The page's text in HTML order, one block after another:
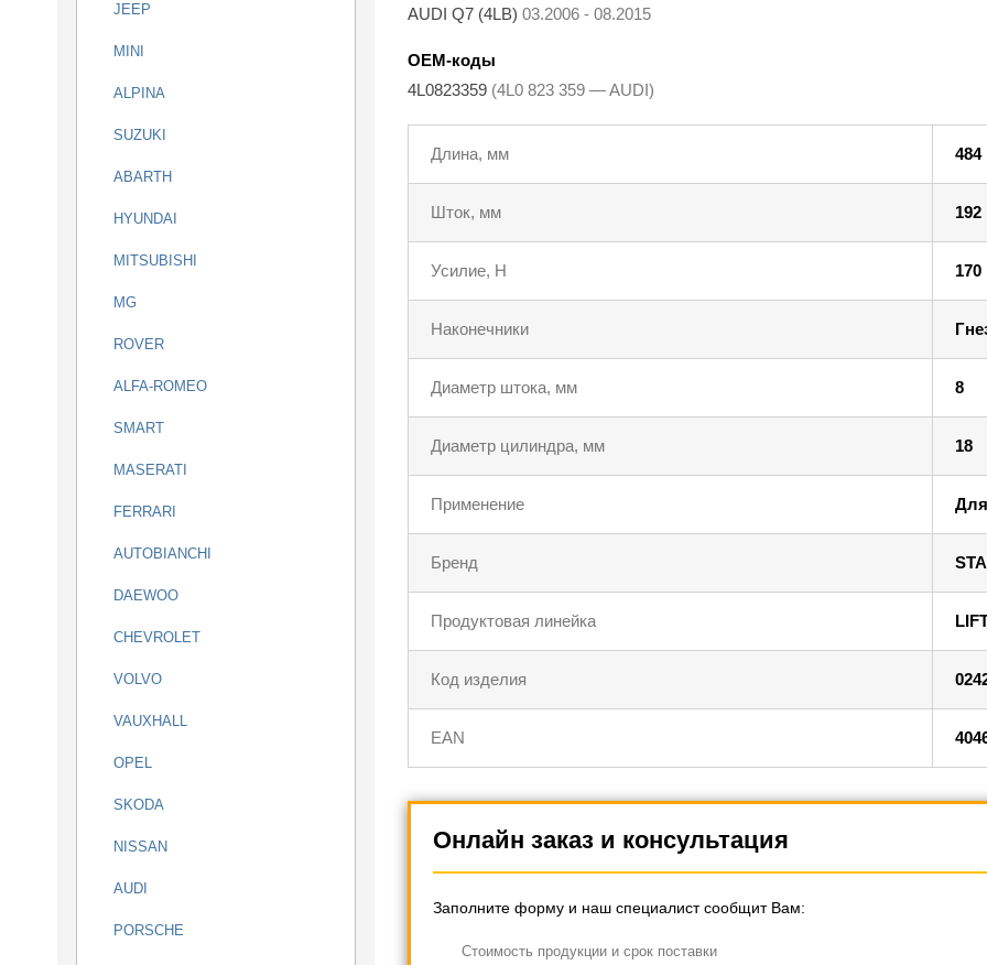
JEEP
MINI
ALPINA
SUZUKI
ABARTH
HYUNDAI
MITSUBISHI
MG
ROVER
ALFA-ROMEO
SMART
MASERATI
FERRARI
AUTOBIANCHI
DAEWOO
CHEVROLET
VOLVO
VAUXHALL
OPEL
SKODA
NISSAN
AUDI
PORSCHE
AUDI Q7 (4LB) 03.2006 - 08.2015
OEM-коды
4L0823359 (4L0 823 359 — AUDI)
Длина, мм 484
Шток, мм 192
Усилие, Н 170
Наконечники
Диаметр штока, мм 8
Диаметр цилиндра, мм 18
Применение
Бренд
Продуктовая линейка
Код изделия
EAN
Онлайн заказ и консультация
Заполните форму и наш специалист сообщит Вам:
Cтоимость продукции и срок поставки